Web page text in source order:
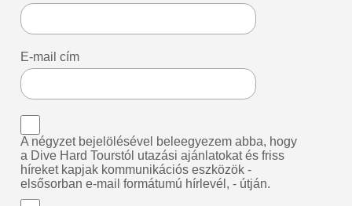
E-mail cím
A négyzet bejelölésével beleegyezem abba, hogy
a Dive Hard Tourstól utazási ajánlatokat és friss
híreket kapjak kommunikációs eszközök -
elsősorban e-mail formátumú hírlevél, - útján.